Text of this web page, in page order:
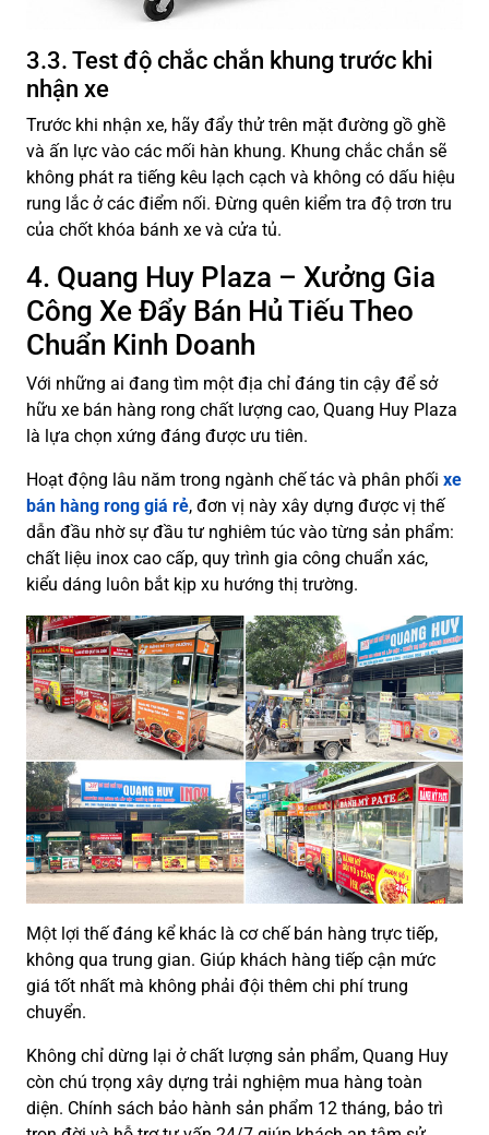
3.3. Test độ chắc chắn khung trước khi
nhận xe
Trước khi nhận xe, hãy đẩy thử trên mặt đường gồ ghề
và ấn lực vào các mối hàn khung. Khung chắc chắn sẽ
không phát ra tiếng kêu lạch cạch và không có dấu hiệu
rung lắc ở các điểm nối. Đừng quên kiểm tra độ trơn tru
của chốt khóa bánh xe và cửa tủ.
4. Quang Huy Plaza – Xưởng Gia
Công Xe Đẩy Bán Hủ Tiếu Theo
Chuẩn Kinh Doanh
Với những ai đang tìm một địa chỉ đáng tin cậy để sở
hữu xe bán hàng rong chất lượng cao, Quang Huy Plaza
là lựa chọn xứng đáng được ưu tiên.
Hoạt động lâu năm trong ngành chế tác và phân phối xe
bán hàng rong giá rẻ, đơn vị này xây dựng được vị thế
dẫn đầu nhờ sự đầu tư nghiêm túc vào từng sản phẩm:
chất liệu inox cao cấp, quy trình gia công chuẩn xác,
kiểu dáng luôn bắt kịp xu hướng thị trường.
Một lợi thế đáng kể khác là cơ chế bán hàng trực tiếp,
không qua trung gian. Giúp khách hàng tiếp cận mức
giá tốt nhất mà không phải đội thêm chi phí trung
chuyển.
Không chỉ dừng lại ở chất lượng sản phẩm, Quang Huy
còn chú trọng xây dựng trải nghiệm mua hàng toàn
diện. Chính sách bảo hành sản phẩm 12 tháng, bảo trì